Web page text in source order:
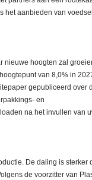
het aanbieden van
nieuwe hoogten zal
van 8,0% in
gepubliceerd over
en
na het invullen van
De daling is sterker
de voorzitter van